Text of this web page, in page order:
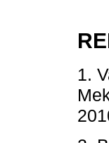
1.